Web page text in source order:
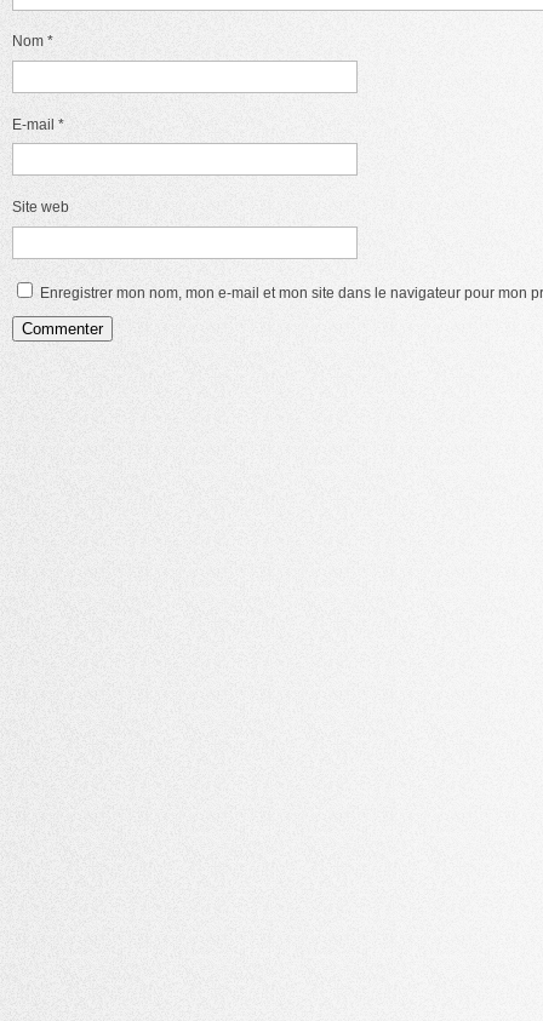
Nom *
E-mail *
Site web
Enregistrer mon nom, mon e-mail et mon site dans le navigateur pour mon